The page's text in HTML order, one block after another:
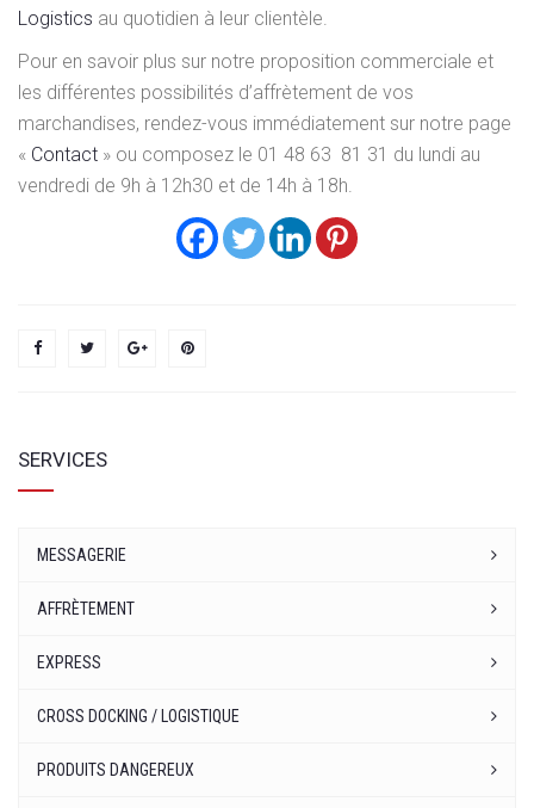
Logistics au quotidien à leur clientèle.
Pour en savoir plus sur notre proposition commerciale et
les différentes possibilités d’affrètement de vos
marchandises, rendez-vous immédiatement sur notre page
« Contact » ou composez le 01 48 63 81 31 du lundi au
vendredi de 9h à 12h30 et de 14h à 18h.
SERVICES
MESSAGERIE
AFFRÈTEMENT
EXPRESS
CROSS DOCKING / LOGISTIQUE
PRODUITS DANGEREUX